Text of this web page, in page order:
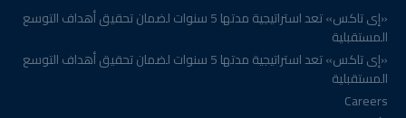
«إى تاكس» تعد استراتيجية مدتها 5 سنوات لضمان تحقيق أهداف التوسع
المستقبلية
«إى تاكس» تعد استراتيجية مدتها 5 سنوات لضمان تحقيق أهداف التوسع
المستقبلية
Careers